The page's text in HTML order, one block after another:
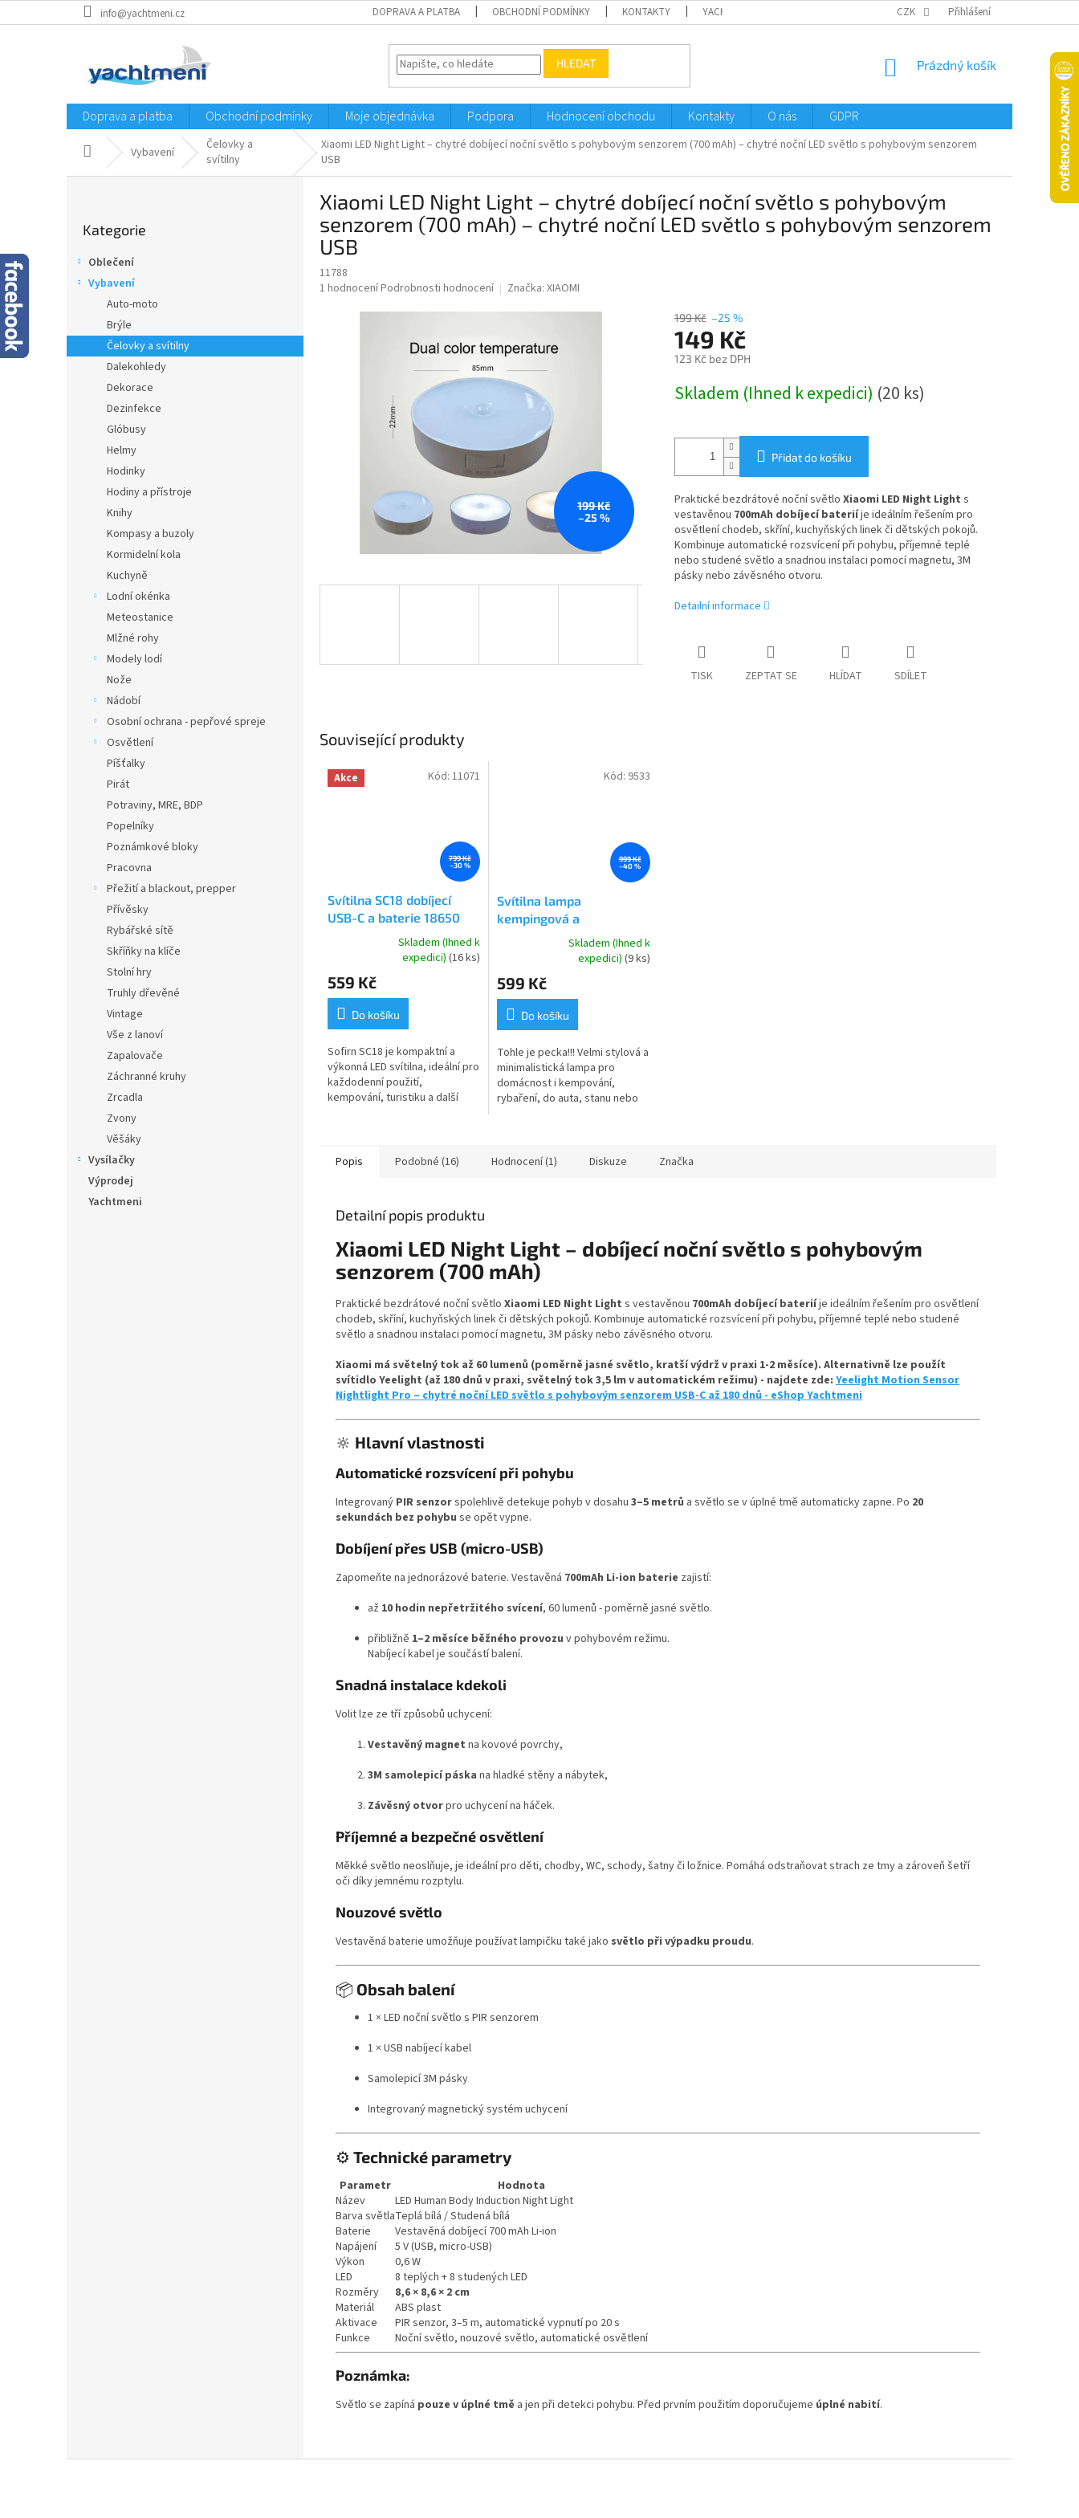
na
info@yachtmeni.cz DOPRAVA A PLATBA OBCHODNÍ PODMÍNKY KONTAKTY YACHTMENI CZK Přihlášení
HLEDAT
NÁKUPNÍ
Prázdný košík
Doprava a platba Obchodní podmínky Moje objednávka Podpora Hodnocení obchodu Kontakty O nás GDPR
Domů Vybavení
Čelovky a
svítilny
Xiaomi LED Night Light – chytré dobíjecí noční světlo s pohybovým senzorem (700 mAh) – chytré noční LED světlo s pohybovým senzorem
USB
a
kategorie
Kategorie
Oblečení
Vybavení
Auto-moto
Brýle
Čelovky a svítilny
Dalekohledy
Dekorace
Dezinfekce
Glóbusy
Helmy
Hodinky
Hodiny a přístroje
Knihy
Kompasy a buzoly
Kormidelní kola
Kuchyně
Lodní okénka
Meteostanice
Mlžné rohy
Modely lodí
Nože
Nádobí
Osobní ochrana - pepřové spreje
Osvětlení
Píšťalky
Pirát
Potraviny, MRE, BDP
Popelníky
Poznámkové bloky
Pracovna
Přežití a blackout, prepper
Přívěsky
Rybářské sítě
Skříňky na klíče
Stolní hry
Truhly dřevěné
Vintage
Vše z lanoví
Zapalovače
Záchranné kruhy
Zrcadla
Zvony
Věšáky
Vysílačky
Výprodej
Yachtmeni
Xiaomi LED Night Light – chytré dobíjecí noční světlo s pohybovým
senzorem (700 mAh) – chytré noční LED světlo s pohybovým senzorem
USB
11788
Průměrné
1 hodnoceníPodrobnosti hodnocení Značka: XIAOMI
199 Kč
–25 %
199 Kč –25 %
149 Kč
123 Kč bez DPH
cena:
Skladem (Ihned k expedici) (20 ks)
Přidat do košíku
Praktické bezdrátové noční světlo Xiaomi LED Night Light s
vestavěnou 700mAh dobíjecí bateriíje ideálním řešením pro
osvětlení chodeb, skříní, kuchyňských linek či dětských pokojů.
Kombinuje automatické rozsvícení při pohybu, příjemné teplé
nebo studené světlo a snadnou instalaci pomocí magnetu, 3M
pásky nebo závěsného otvoru.
Detailní informace
TISK ZEPTAT SE HLÍDAT SDÍLET
Související produkty
Akce
799 Kč
–30 %
Svítilna SC18 dobíjecí
USB-C a baterie 18650
voděodolná IP68 1800 lm
produktu
je
5,0
z
5
hvězdiček.
Skladem (Ihned k
expedici) (16 ks)
559 Kč
Do košíku
Sofirn SC18 je kompaktní a
výkonná LED svítilna, ideální pro
každodenní použití,
kempování, turistiku a další
Kód: 11071
999 Kč
–40 %
Svítilna lampa
kempingová a
powerbanka 5200 mAh
USB vodotěsná dobíjecí
až 255h a 1000lm
produktu
je
5,0
z
5
hvězdiček.
Skladem (Ihned k
expedici) (9 ks)
599 Kč
Do košíku
Tohle je pecka!!! Velmi stylová a
minimalistická lampa pro
domácnost i kempování,
rybaření, do auta, stanu nebo
Kód: 9533
Popis Podobné (16) Hodnocení (1) Diskuze Značka
Detailní popis produktu
Xiaomi LED Night Light – dobíjecí noční světlo s pohybovým
senzorem (700 mAh)
Praktické bezdrátové noční světlo Xiaomi LED Night Light s vestavěnou 700mAh dobíjecí bateriíje ideálním řešením pro osvětlení
chodeb, skříní, kuchyňských linek či dětských pokojů. Kombinuje automatické rozsvícení při pohybu, příjemné teplé nebo studené
světlo a snadnou instalaci pomocí magnetu, 3M pásky nebo závěsného otvoru.
Xiaomi má světelný tok až 60 lumenů (poměrně jasné světlo, kratší výdrž v praxi 1-2 měsíce). Alternativně lze použít
svítidlo Yeelight (až 180 dnů v praxi, světelný tok 3,5 lm v automatickém režimu) - najdete zde: Yeelight Motion Sensor
Nightlight Pro – chytré noční LED světlo s pohybovým senzorem USB-C až 180 dnů - eShop Yachtmeni
🔆 Hlavní vlastnosti
Automatické rozsvícení při pohybu
Integrovaný PIR senzorspolehlivě detekuje pohyb v dosahu 3–5 metrů a světlo se v úplné tmě automaticky zapne. Po 20
sekundách bez pohybu se opět vypne.
Dobíjení přes USB (micro-USB)
Zapomeňte na jednorázové baterie. Vestavěná 700mAh Li-ion baterie zajistí:
až 10 hodin nepřetržitého svícení, 60 lumenů - poměrně jasné světlo.
přibližně 1–2 měsíce běžného provozu v pohybovém režimu.
Nabíjecí kabel je součástí balení.
Snadná instalace kdekoli
Volit lze ze tří způsobů uchycení:
Vestavěný magnet na kovové povrchy,
3M samolepicí páska na hladké stěny a nábytek,
Závěsný otvorpro uchycení na háček.
Příjemné a bezpečné osvětlení
Měkké světlo neoslňuje, je ideální pro děti, chodby, WC, schody, šatny či ložnice. Pomáhá odstraňovat strach ze tmy a zároveň šetří
oči díky jemnému rozptylu.
Nouzové světlo
Vestavěná baterie umožňuje používat lampičku také jako světlo při výpadku proudu.
📦 Obsah balení
1 × LED noční světlo s PIR senzorem
1 × USB nabíjecí kabel
Samolepicí 3M pásky
Integrovaný magnetický systém uchycení
⚙️ Technické parametry
Parametr
Hodnota
Název
LED Human Body Induction Night Light
Barva světlaTeplá bílá / Studená bílá
Baterie
Vestavěná dobíjecí 700 mAh Li-ion
Napájení
5 V (USB, micro-USB)
Výkon
0,6 W
LED
8 teplých + 8 studených LED
Rozměry
8,6 × 8,6 × 2 cm
Materiál
ABS plast
Aktivace
PIR senzor, 3–5 m, automatické vypnutí po 20 s
Funkce
Noční světlo, nouzové světlo, automatické osvětlení
Poznámka:
Světlo se zapíná pouze v úplné tmě a jen při detekci pohybu. Před prvním použitím doporučujeme úplné nabití.